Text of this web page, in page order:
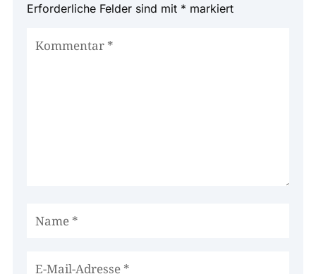
Erforderliche Felder sind mit * markiert